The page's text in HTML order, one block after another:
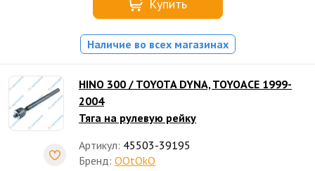
Купить
Наличие во всех магазинах
HINO 300 / TOYOTA DYNA, TOYOACE 1999-
2004
Тяга на рулевую рейку
Артикул: 45503-39195
Бренд: OOtOkO